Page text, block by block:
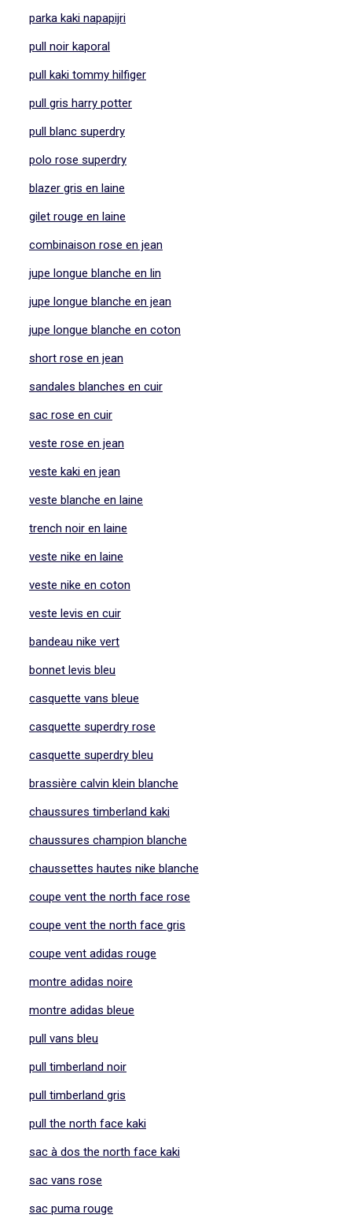
parka kaki napapijri
pull noir kaporal
pull kaki tommy hilfiger
pull gris harry potter
pull blanc superdry
polo rose superdry
blazer gris en laine
gilet rouge en laine
combinaison rose en jean
jupe longue blanche en lin
jupe longue blanche en jean
jupe longue blanche en coton
short rose en jean
sandales blanches en cuir
sac rose en cuir
veste rose en jean
veste kaki en jean
veste blanche en laine
trench noir en laine
veste nike en laine
veste nike en coton
veste levis en cuir
bandeau nike vert
bonnet levis bleu
casquette vans bleue
casquette superdry rose
casquette superdry bleu
brassière calvin klein blanche
chaussures timberland kaki
chaussures champion blanche
chaussettes hautes nike blanche
coupe vent the north face rose
coupe vent the north face gris
coupe vent adidas rouge
montre adidas noire
montre adidas bleue
pull vans bleu
pull timberland noir
pull timberland gris
pull the north face kaki
sac à dos the north face kaki
sac vans rose
sac puma rouge